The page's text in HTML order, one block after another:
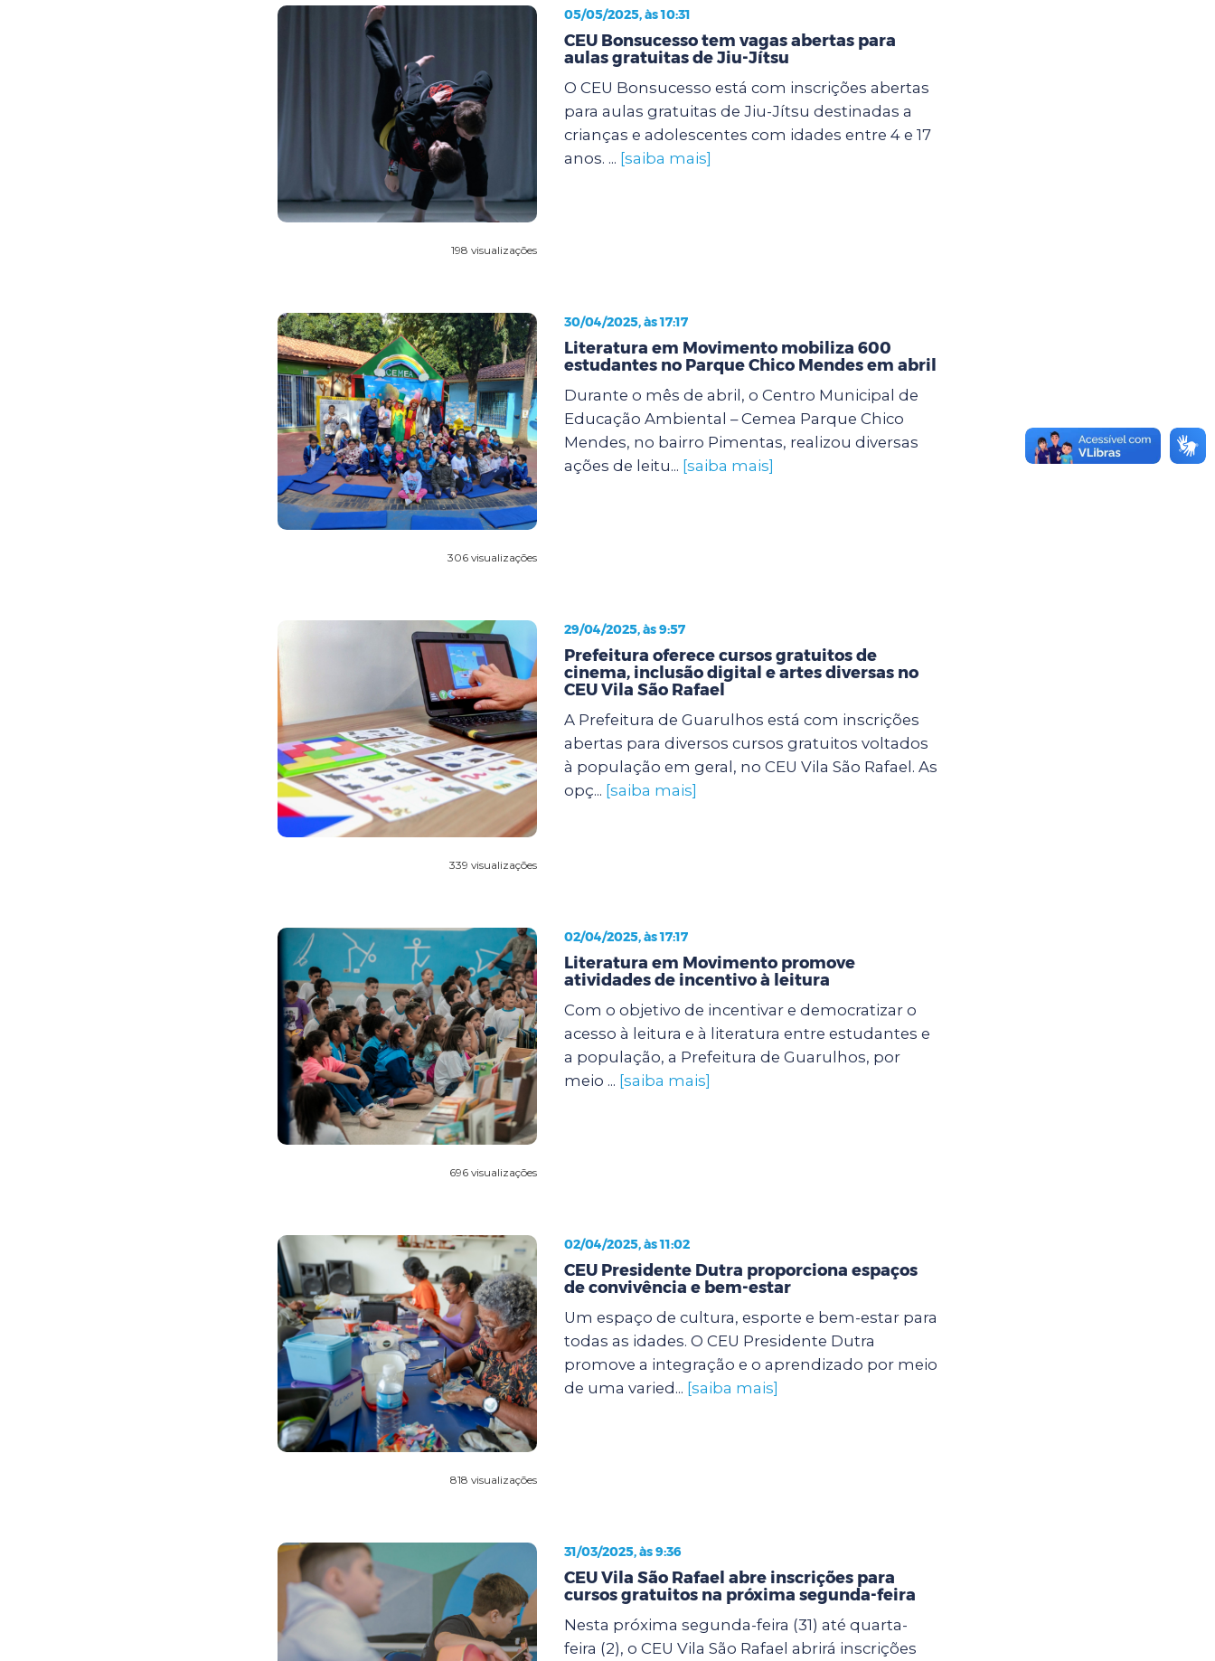
198 visualizações
05/05/2025, às 10:31
CEU Bonsucesso tem vagas abertas para
aulas gratuitas de Jiu-Jítsu
O CEU Bonsucesso está com inscrições abertas
para aulas gratuitas de Jiu-Jítsu destinadas a
crianças e adolescentes com idades entre 4 e 17
anos. ... [saiba mais]
306 visualizações
30/04/2025, às 17:17
Literatura em Movimento mobiliza 600
estudantes no Parque Chico Mendes em abril
Durante o mês de abril, o Centro Municipal de
Educação Ambiental – Cemea Parque Chico
Mendes, no bairro Pimentas, realizou diversas
ações de leitu... [saiba mais]
339 visualizações
29/04/2025, às 9:57
Prefeitura oferece cursos gratuitos de
cinema, inclusão digital e artes diversas no
CEU Vila São Rafael
A Prefeitura de Guarulhos está com inscrições
abertas para diversos cursos gratuitos voltados
à população em geral, no CEU Vila São Rafael. As
opç... [saiba mais]
696 visualizações
02/04/2025, às 17:17
Literatura em Movimento promove
atividades de incentivo à leitura
Com o objetivo de incentivar e democratizar o
acesso à leitura e à literatura entre estudantes e
a população, a Prefeitura de Guarulhos, por
meio ... [saiba mais]
818 visualizações
02/04/2025, às 11:02
CEU Presidente Dutra proporciona espaços
de convivência e bem-estar
Um espaço de cultura, esporte e bem-estar para
todas as idades. O CEU Presidente Dutra
promove a integração e o aprendizado por meio
de uma varied... [saiba mais]
31/03/2025, às 9:36
CEU Vila São Rafael abre inscrições para
cursos gratuitos na próxima segunda-feira
Nesta próxima segunda-feira (31) até quarta-
feira (2), o CEU Vila São Rafael abrirá inscrições